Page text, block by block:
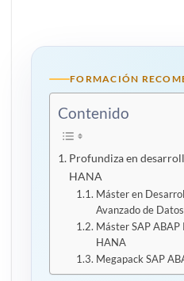
FORMACIÓN
Contenido
Profundiza en
HANA
Máster en
Avanzado de
Máster SAP ABAP
HANA
Megapack SAP